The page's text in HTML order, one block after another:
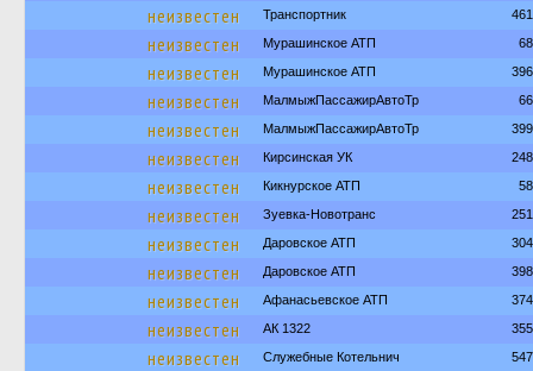
неизвестен Транспортник
неизвестен Мурашинское АТП
неизвестен Мурашинское АТП
неизвестен МалмыжПассажирАвтоТр
неизвестен МалмыжПассажирАвтоТр
неизвестен Кирсинская УК
неизвестен Кикнурское АТП
неизвестен Зуевка-Новотранс
неизвестен Даровское АТП
неизвестен Даровское АТП
неизвестен Афанасьевское АТП
неизвестен АК 1322
неизвестен Служебные Котельнич